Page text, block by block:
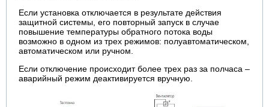
Если установка отключается в результате действия
защитной системы, его повторный запуск в случае
повышение температуры обратного потока воды
возможно в одном из трех режимов: полуавтоматическом,
автоматическом или ручном.
Если отключение происходит более трех раз за полчаса –
аварийный режим деактивируется вручную.